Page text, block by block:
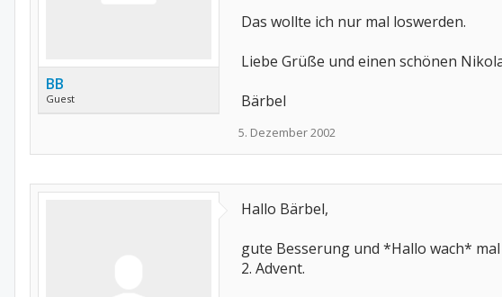
BB
Guest
Das wollte ich nur mal loswerden.
Liebe Grüße und einen schönen
Bärbel
5. Dezember 2002
Hallo Bärbel,
gute Besserung und *Hallo wach*
2. Advent.